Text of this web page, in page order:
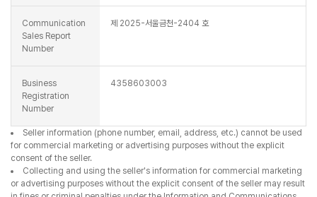
Communication
Sales Report
Number
제 2025-서울금천-2404 호
Business
Registration
Number
4358603003
Seller information (phone number, email, address, etc.) cannot be used
for commercial marketing or advertising purposes without the explicit
consent of the seller.
Collecting and using the seller's information for commercial marketing
or advertising purposes without the explicit consent of the seller may result